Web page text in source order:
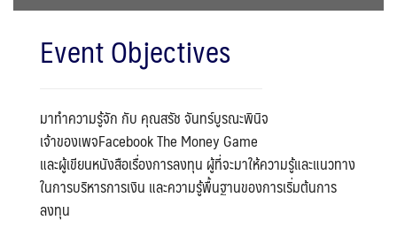
Event Objectives
มาทำความรู้จัก กับ คุณสรัช จันทร์บูรณะพินิจ
เจ้าของเพจFacebook The Money Game
และผู้เขียนหนังสือเรื่องการลงทุน ผู้ที่จะมาให้ความรู้และแนวทาง
ในการบริหารการเงิน และความรู้พื้นฐานของการเริ่มต้นการ
ลงทุน